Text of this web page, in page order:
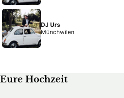
DJ Urs
Münchwilen
Eure Hochzeit